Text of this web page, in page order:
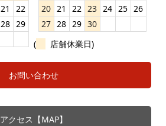
21
22
28 29
20 21 22 23 24 25 26
27 28 29 30
(
店舗休業日)
お問い合わせ
アクセス【MAP】